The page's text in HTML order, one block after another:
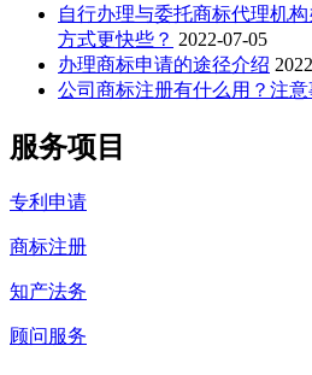
自行办理与委托商标代理机
方式更快些？ 2022-07-05
办理商标申请的途径介绍
公司商标注册有什么用？注意
服务项目
专利申请
商标注册
知产法务
顾问服务